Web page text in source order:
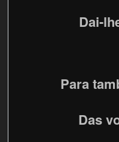
Dai-
Para
Das